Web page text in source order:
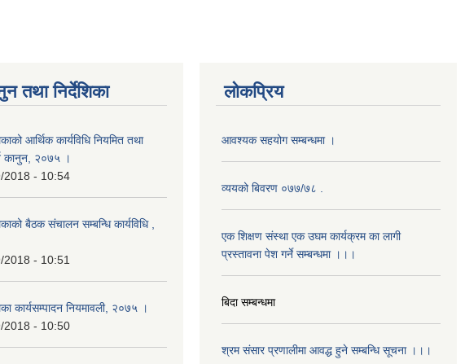
तथा निर्देशिका
आर्थिक कार्यविधि नियमित तथा
कानुन, २०७५ ।
2018 - 10:54
बैठक संचालन सम्बन्धि कार्यविधि ,
2018 - 10:51
कार्यसम्पादन नियमावली, २०७५ ।
2018 - 10:50
लोकप्रिय
आवश्यक सहयोग सम्बन्धमा ।
व्ययको बिवरण ०७७/७८ .
एक शिक्षण संस्था एक उघम कार्यक्रम का लागी
प्रस्तावना पेश गर्ने सम्बन्धमा ।।।
बिदा सम्बन्धमा
श्रम संसार प्रणालीमा आवद्ध हुने सम्बन्धि सूचना ।।।